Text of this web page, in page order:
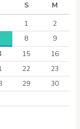
S
M
1
2
8
9
15
16
22
23
29
30